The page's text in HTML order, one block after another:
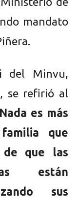
mandato
del Minvu,
se refirió al
Nada es más
que
que las
están
sus